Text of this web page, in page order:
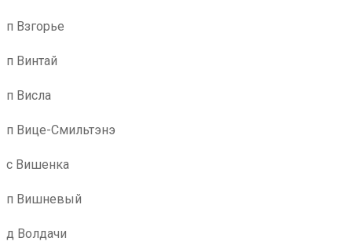
п Взгорье
п Винтай
п Висла
п Вице-Смильтэнэ
с Вишенка
п Вишневый
д Волдачи